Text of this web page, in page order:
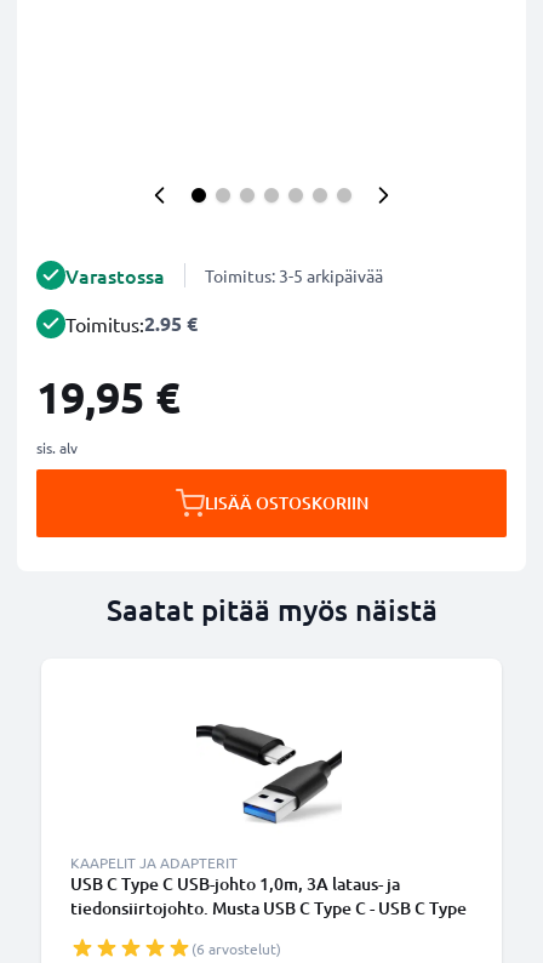
Varastossa Toimitus: 3-5 arkipäivää
Toimitus:2.95 €
19,95 €
sis. alv
LISÄÄ OSTOSKORIIN
Saatat pitää myös näistä
KAAPELIT JA ADAPTERIT
USB C Type C USB-johto 1,0m, 3A lataus- ja
tiedonsiirtojohto. Musta USB C Type C - USB C Type
(6 arvostelut)